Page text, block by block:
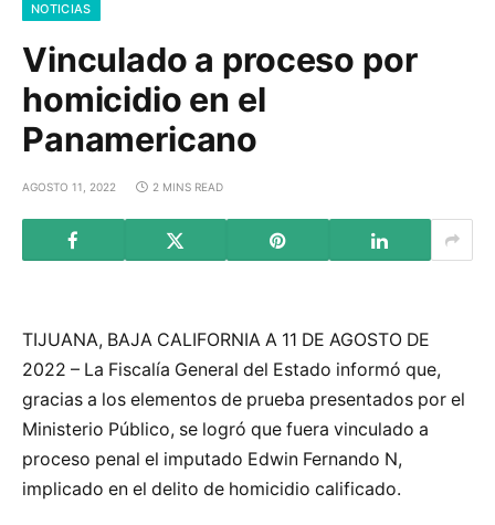
NOTICIAS
Vinculado a proceso por
homicidio en el
Panamericano
AGOSTO 11, 2022 2 MINS READ
TIJUANA, BAJA CALIFORNIA A 11 DE AGOSTO DE
2022 – La Fiscalía General del Estado informó que,
gracias a los elementos de prueba presentados por el
Ministerio Público, se logró que fuera vinculado a
proceso penal el imputado Edwin Fernando N,
implicado en el delito de homicidio calificado.